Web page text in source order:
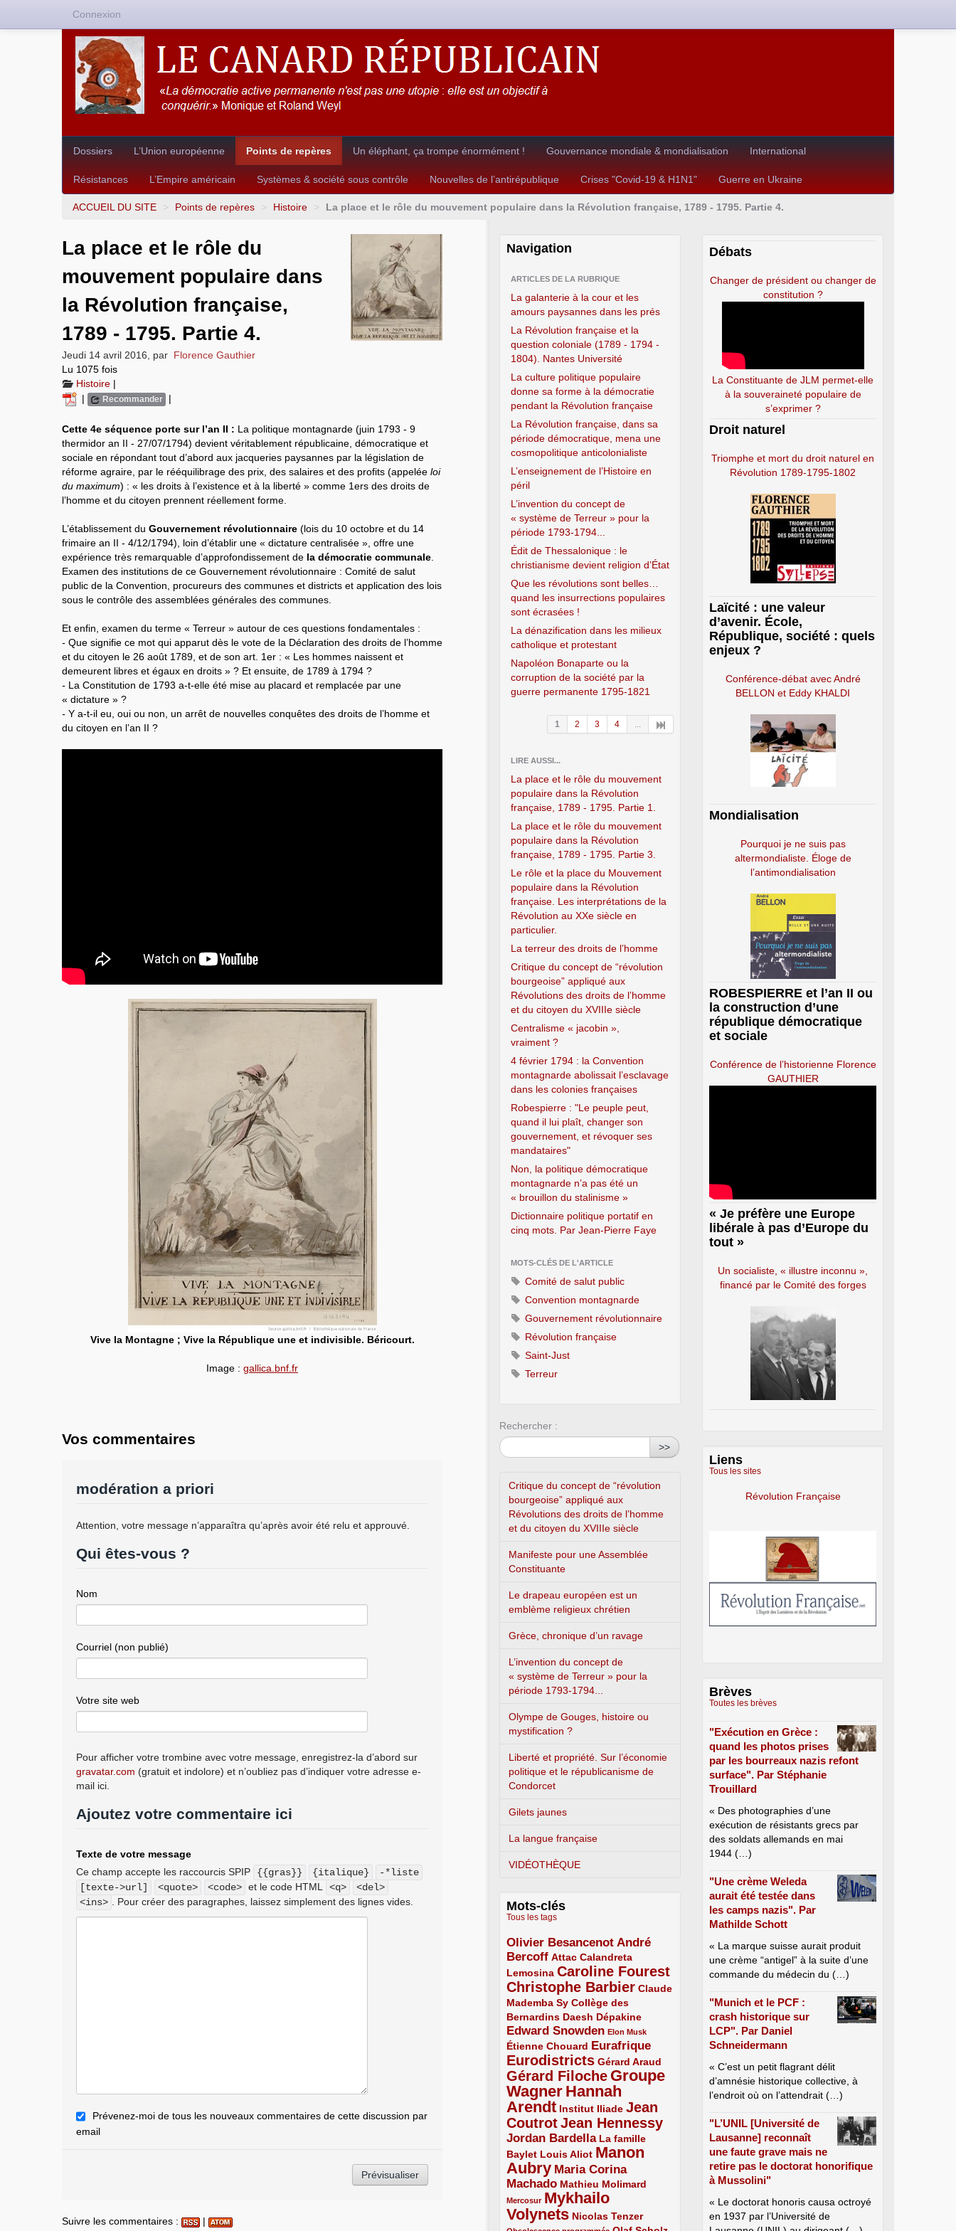
Dossiers L’Union européenne Points de repères Un éléphant, ça trompe énormément ! Gouvernance mondiale & mondialisation International
Résistances L’Empire américain Systèmes & société sous contrôle Nouvelles de l’antirépublique Crises "Covid-19 & H1N1" Guerre en Ukraine
ACCUEIL DU SITE > Points de repères > Histoire > La place et le rôle du mouvement populaire dans la Révolution française, 1789 - 1795. Partie 4.
La place et le rôle du
mouvement populaire dans
la Révolution française,
1789 - 1795. Partie 4.
Jeudi 14 avril 2016 par Florence Gauthier
Lu 1075 fois
Histoire |
|
Recommander |
Cette 4e séquence porte sur l’an II : La politique montagnarde (juin 1793 - 9
thermidor an II - 27/07/1794) devient véritablement républicaine, démocratique et
sociale en répondant tout d’abord aux jacqueries paysannes par la législation de
réforme agraire, par le rééquilibrage des prix, des salaires et des profits (appelée loi
du maximum) : « les droits à l’existence et à la liberté » comme 1ers des droits de
l’homme et du citoyen prennent réellement forme.
L’établissement du Gouvernement révolutionnaire (lois du 10 octobre et du 14
frimaire an II - 4/12/1794), loin d’établir une « dictature centralisée », offre une
expérience très remarquable d’approfondissement de la démocratie communale
Examen des institutions de ce Gouvernement révolutionnaire : Comité de salut
public de la Convention, procureurs des communes et districts et application des lois
sous le contrôle des assemblées générales des communes.
Et enfin, examen du terme « Terreur » autour de ces questions fondamentales :
- Que signifie ce mot qui apparut dès le vote de la Déclaration des droits de l’homme
et du citoyen le 26 août 1789, et de son art. 1er : « Les hommes naissent et
demeurent libres et égaux en droits » ? Et ensuite, de 1789 à 1794 ?
- La Constitution de 1793 a-t-elle été mise au placard et remplacée par une
« dictature » ?
- Y a-t-il eu, oui ou non, un arrêt de nouvelles conquêtes des droits de l’homme et
du citoyen en l’an II ?
Vive la Montagne ; Vive la République une et indivisible. Béricourt.
Image : gallica.bnf.fr
Vos commentaires
modération a priori
Attention, votre message n’apparaîtra qu’après avoir été relu et approuvé.
Qui êtes-vous ?
Nom
Courriel (non publié)
Votre site web
Pour afficher votre trombine avec votre message, enregistrez-la d’abord sur
gravatar.com (gratuit et indolore) et n’oubliez pas d’indiquer votre adresse e-
mail ici.
Ajoutez votre commentaire ici
Texte de votre message
Ce champ accepte les raccourcis SPIP
{{gras}} {italique}
-*liste
[texte->url]
<quote> <code> et le code HTML <q>
<del>
<ins>
. Pour créer des paragraphes, laissez simplement des lignes vides.
Prévenez-moi de tous les nouveaux commentaires de cette discussion par
email
Suivre les commentaires : |
Navigation
ARTICLES DE LA RUBRIQUE
La galanterie à la cour et les
amours paysannes dans les prés
La Révolution française et la
question coloniale (1789 - 1794 -
1804). Nantes Université
La culture politique populaire
donne sa forme à la démocratie
pendant la Révolution française
La Révolution française, dans sa
période démocratique, mena une
cosmopolitique anticolonialiste
L’enseignement de l’Histoire en
péril
L’invention du concept de
« système de Terreur » pour la
période 1793-1794...
Édit de Thessalonique : le
christianisme devient religion d’État
Que les révolutions sont belles…
quand les insurrections populaires
sont écrasées !
La dénazification dans les milieux
catholique et protestant
Napoléon Bonaparte ou la
corruption de la société par la
guerre permanente 1795-1821
1 2 3 4 ...
LIRE AUSSI...
La place et le rôle du mouvement
populaire dans la Révolution
française, 1789 - 1795. Partie 1.
La place et le rôle du mouvement
populaire dans la Révolution
française, 1789 - 1795. Partie 3.
Le rôle et la place du Mouvement
populaire dans la Révolution
française. Les interprétations de la
Révolution au XXe siècle en
particulier.
La terreur des droits de l’homme
Critique du concept de “révolution
bourgeoise” appliqué aux
Révolutions des droits de l’homme
et du citoyen du XVIIIe siècle
Centralisme « jacobin »,
vraiment ?
4 février 1794 : la Convention
montagnarde abolissait l’esclavage
dans les colonies françaises
Robespierre : "Le peuple peut,
quand il lui plaît, changer son
gouvernement, et révoquer ses
mandataires"
Non, la politique démocratique
montagnarde n’a pas été un
« brouillon du stalinisme »
Dictionnaire politique portatif en
cinq mots. Par Jean-Pierre Faye
MOTS-CLÉS DE L'ARTICLE
Comité de salut public
Convention montagnarde
Gouvernement révolutionnaire
Révolution française
Saint-Just
Terreur
Rechercher :
>>
Critique du concept de “révolution
bourgeoise” appliqué aux
Révolutions des droits de l’homme
et du citoyen du XVIIIe siècle
Manifeste pour une Assemblée
Constituante
Le drapeau européen est un
emblème religieux chrétien
Grèce, chronique d’un ravage
L’invention du concept de
« système de Terreur » pour la
période 1793-1794...
Olympe de Gouges, histoire ou
mystification ?
Liberté et propriété. Sur l’économie
politique et le républicanisme de
Condorcet
Gilets jaunes
La langue française
VIDÉOTHÈQUE
Mots-clés
Tous les tags
Olivier Besancenot
3/5
André
Bercoff
3/5 Attac
2/5
Calandreta
Lemosina
2/5 Caroline Fourest
4/5
Christophe Barbier
4/5
Claude
Mademba Sy
2/5
Collège des
Bernardins
2/5 Daesh
2/5 Dépakine
2/5
Edward Snowden
3/5 Elon Musk
1/5
Étienne Chouard
2/5 Eurafrique
3/5
Eurodistricts
4/5 Gérard Araud
2/5
Gérard Filoche
4/5
Groupe
Wagner
5/5
Hannah
Arendt
5/5 Institut Iliade
2/5
Jean
Coutrot
4/5 Jean Hennessy
4/5
Jordan Bardella
3/5
La famille
Baylet
2/5 Louis Aliot
2/5
Manon
Aubry
5/5
Maria Corina
Machado
3/5 Mathieu Molimard
2/5
Mercosur
1/5
Mykhailo
Volynets
5/5 Nicolas Tenzer
2/5
Débats
Changer de président ou changer de
constitution ?
La Constituante de JLM permet-elle
à la souveraineté populaire de
s’exprimer ?
Droit naturel
Triomphe et mort du droit naturel en
Révolution 1789-1795-1802
Laïcité : une valeur
d’avenir. École,
République, société : quels
enjeux ?
Conférence-débat avec André
BELLON et Eddy KHALDI
Mondialisation
Pourquoi je ne suis pas
altermondialiste. Éloge de
l’antimondialisation
ROBESPIERRE et l’an II ou
la construction d’une
république démocratique
et sociale
Conférence de l’historienne Florence
GAUTHIER
« Je préfère une Europe
libérale à pas d’Europe du
tout »
Un socialiste, « illustre inconnu »,
financé par le Comité des forges
Liens
Tous les sites
Révolution Française
Brèves
Toutes les brèves
"Exécution en Grèce :
quand les photos prises
par les bourreaux nazis refont
surface". Par Stéphanie
Trouillard
« Des photographies d’une
exécution de résistants grecs par
des soldats allemands en mai
1944 (…)
"Une crème Weleda
aurait été testée dans
les camps nazis". Par
Mathilde Schott
« La marque suisse aurait produit
une crème “antigel” à la suite d’une
commande du médecin du (…)
"Munich et le PCF :
crash historique sur
LCP". Par Daniel
Schneidermann
« C’est un petit flagrant délit
d’amnésie historique collective, à
l’endroit où on l’attendrait (…)
"L’UNIL [Université de
Lausanne] reconnaît
une faute grave mais ne
retire pas le doctorat honorifique
à Mussolini"
« Le doctorat honoris causa octroyé
en 1937 par l’Université de
Connexion